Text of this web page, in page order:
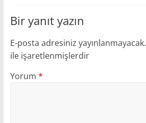
Bir yanıt yazın
E-posta adresiniz yayınlanmayacak.
ile işaretlenmişlerdir
Yorum *